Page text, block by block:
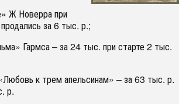
Ж Новерра при
за 6 тыс. р.;
Гармса – за 24 тыс. при старте 2 тыс.
к трем апельсинам» – за 63 тыс. р.
р.